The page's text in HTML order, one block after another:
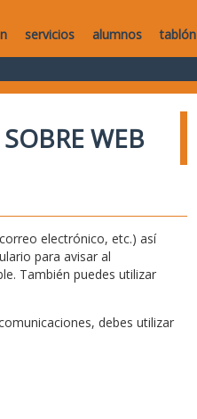
servicios alumnos tablón
WEB
electrónico, etc.) así
para avisar al
También puedes utilizar
debes utilizar